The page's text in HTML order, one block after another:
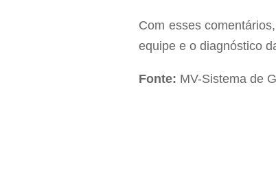
Com esses
equipe e o diagnóstico
Fonte: MV-Sistema de